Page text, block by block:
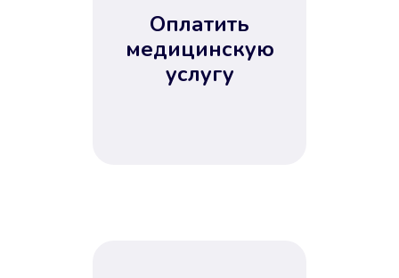
Оплатить
медицинскую
услугу